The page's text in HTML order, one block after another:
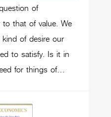
of
that of value. We
of desire our
to satisfy. Is it in
for things of…